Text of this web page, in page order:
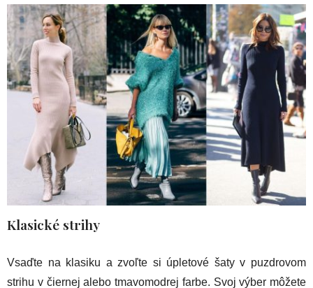
Klasické strihy
Vsaďte na klasiku a zvoľte si úpletové šaty v puzdrovom
strihu v čiernej alebo tmavomodrej farbe. Svoj výber môžete